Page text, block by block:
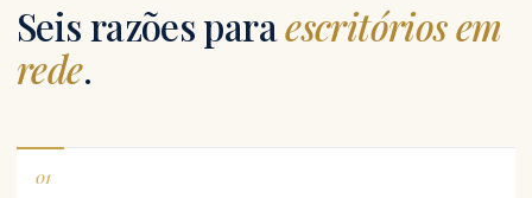
Seis razões paraescritórios em
rede.
01